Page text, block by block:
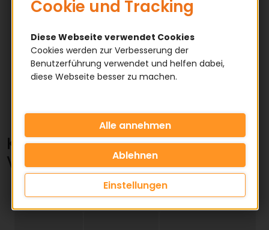
Keilriemen Hersteller Vergleichsliste
Keilriemen Berechnungsprogramm
Keilriemen Hersteller
Vergleichsliste
Download Vergleichsliste
Cookie und Tracking
Diese Webseite verwendet Cookies
Cookies werden zur Verbesserung der
Benutzerführung verwendet und helfen dabei,
diese Webseite besser zu machen.
Einstellungen